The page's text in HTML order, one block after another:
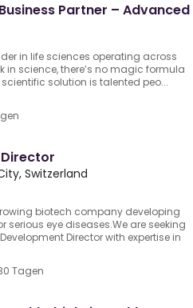
Partner – Advanced
in life sciences operating across
in science, there’s no magic formula
solution is talented peo...
Switzerland
biotech company developing
serious eye diseases.We are seeking
Director with expertise in
Tagen